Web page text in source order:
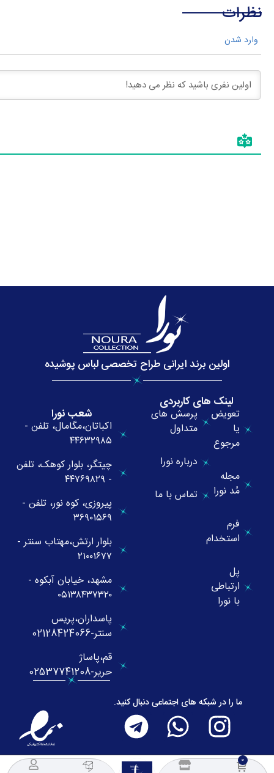
COLLECTION
NOURA
نظرات
وارد شدن
اولین برند ایرانی طراح تخصصی لباس پوشیده
لینک های کاربردی
تعویض
یا
مرجوع
مجله
مُد نورا
فرم
استخدام
پل
ارتباطی
با نورا
پرسش های
متداول
درباره نورا
تماس با ما
شعب نورا
اکباتان،مگامال، تلفن -
۴۴۶۳۲۹۸۵
چیتگر، بلوار کوهک، تلفن
- ۴۴۷۶۹۸۲۹
پیروزی، کوه نور، تلفن -
۳۶۹۰۱۵۶۹
بلوار ارتش،مهتاب سنتر -
۲۱۰۰۱۶۷۷
مشهد، خیابان آبکوه -
۰۵۱۳۸۴۳۷۳۲۰
پاسداران،پریس
سنتر-02128424066
قم،پاساژ
حریر-02537741208
ما را در شبکه های اجتماعی دنبال کنید.